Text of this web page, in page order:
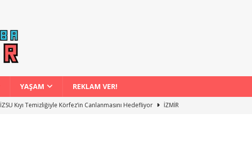
YAŞAM REKLAM VER!
İZSU Kıyı Temizliğiyle Körfez’in Canlanmasını Hedefliyor
İZMİR